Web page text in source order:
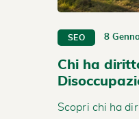
SEO 8
Chi ha
Scopri chi ha